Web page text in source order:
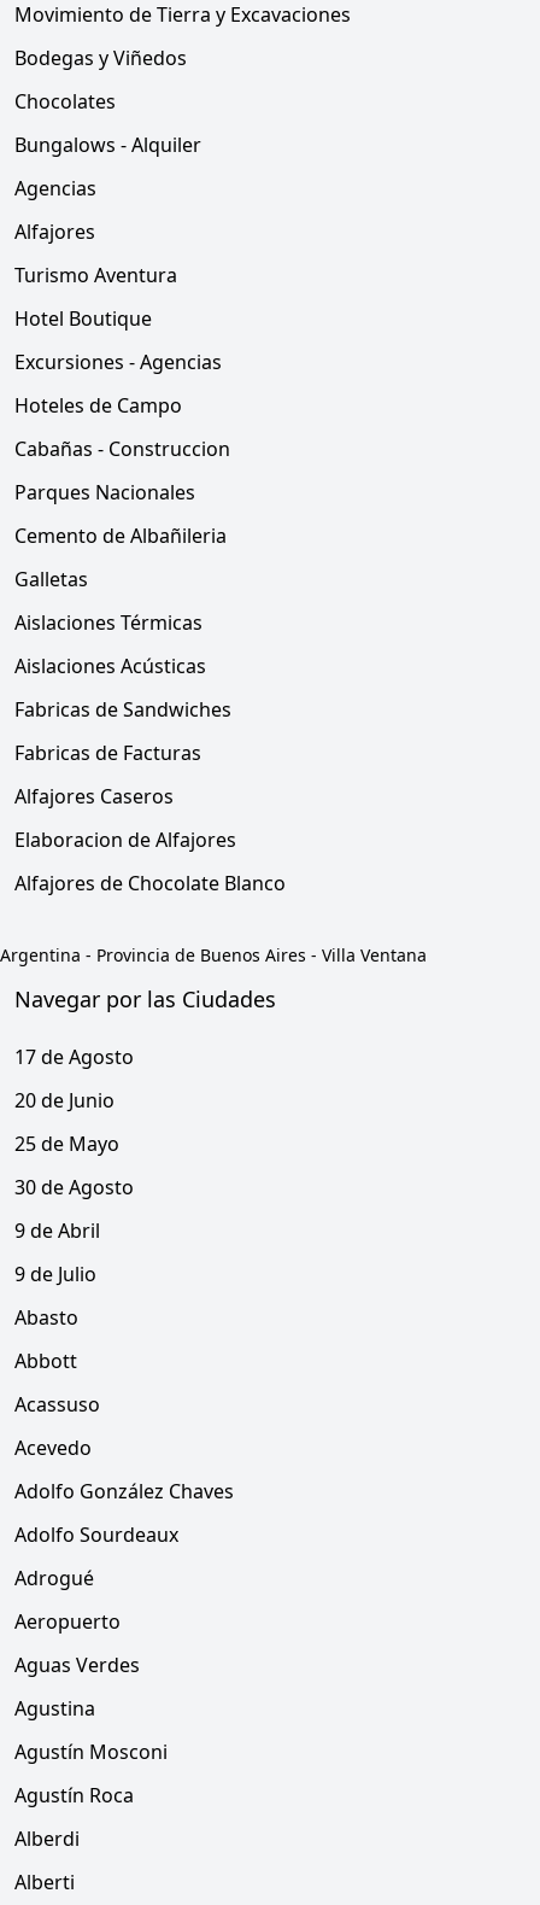
Movimiento de Tierra y Excavaciones
Bodegas y Viñedos
Chocolates
Bungalows - Alquiler
Agencias
Alfajores
Turismo Aventura
Hotel Boutique
Excursiones - Agencias
Hoteles de Campo
Cabañas - Construccion
Parques Nacionales
Cemento de Albañileria
Galletas
Aislaciones Térmicas
Aislaciones Acústicas
Fabricas de Sandwiches
Fabricas de Facturas
Alfajores Caseros
Elaboracion de Alfajores
Alfajores de Chocolate Blanco
Argentina - Provincia de Buenos Aires - Villa Ventana
Navegar por las Ciudades
17 de Agosto
20 de Junio
25 de Mayo
30 de Agosto
9 de Abril
9 de Julio
Abasto
Abbott
Acassuso
Acevedo
Adolfo González Chaves
Adolfo Sourdeaux
Adrogué
Aeropuerto
Aguas Verdes
Agustina
Agustín Mosconi
Agustín Roca
Alberdi
Alberti